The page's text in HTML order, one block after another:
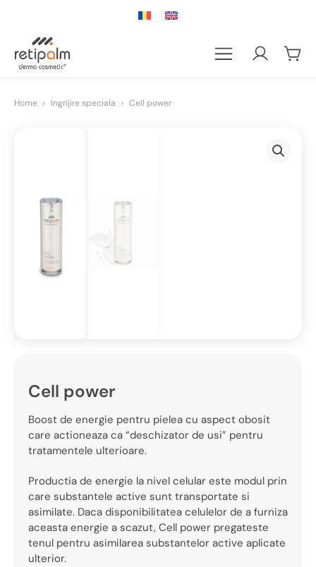
Home Ingrijire speciala Cell power
Cell power
Boost de energie pentru pielea cu aspect obosit
care actioneaza ca “deschizator de usi” pentru
tratamentele ulterioare.
Productia de energie la nivel celular este modul prin
care substantele active sunt transportate si
asimilate. Daca disponibilitatea celulelor de a furniza
aceasta energie a scazut, Cell power pregateste
tenul pentru asimilarea substantelor active aplicate
ulterior.